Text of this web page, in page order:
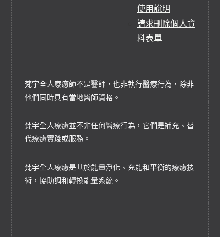
使用說明
請求刪除個人資
料表單
梵宇全人療癒師不是醫師，也非執行醫療行為，除非
他們同時具有當地醫師資格。
梵宇全人療癒並不非任何醫療行為，它們是補充、替
代療癒實踐或服務。
梵宇全人療癒是基於能量淨化、充能和平衡的療癒技
術，協助調和轉換能量系統。